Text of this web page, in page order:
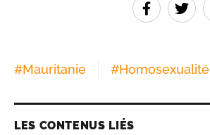
#Mauritanie #Homosexualité
LES CONTENUS LIÉS